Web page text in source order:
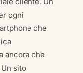
ogni
che
ancora che
Un sito